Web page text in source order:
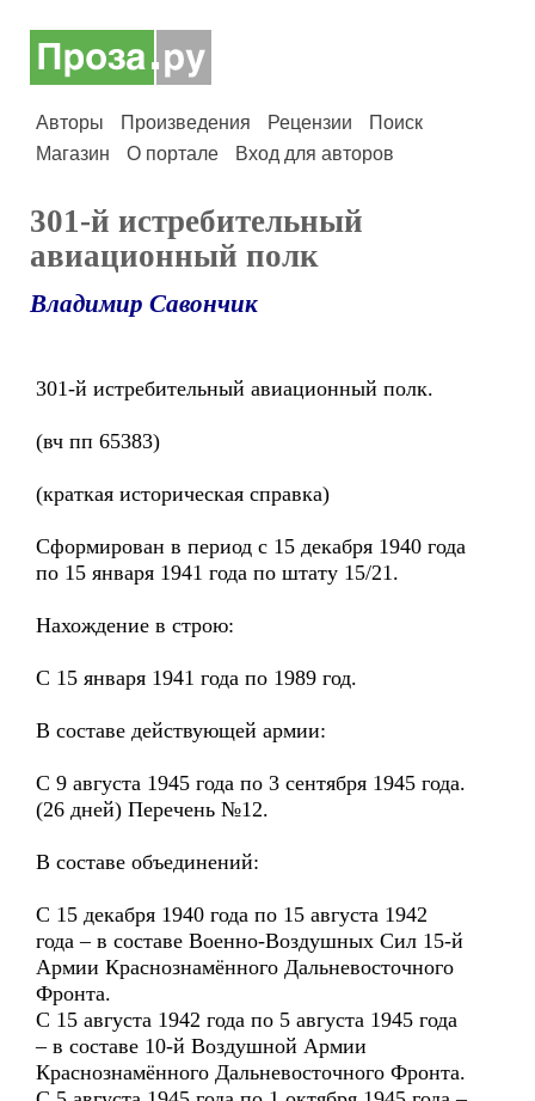
Авторы Произведения Рецензии
Поиск
Магазин
О портале Вход для авторов
301-й истребительный
авиационный полк
Владимир Савончик
301-й истребительный авиационный полк.
(вч пп 65383)
(краткая историческая справка)
Сформирован в период с 15 декабря 1940 года
по 15 января 1941 года по штату 15/21.
Нахождение в строю:
С 15 января 1941 года по 1989 год.
В составе действующей армии:
С 9 августа 1945 года по 3 сентября 1945 года.
(26 дней) Перечень №12.
В составе объединений:
С 15 декабря 1940 года по 15 августа 1942
года – в составе Военно-Воздушных Сил 15-й
Армии Краснознамённого Дальневосточного
Фронта.
С 15 августа 1942 года по 5 августа 1945 года
– в составе 10-й Воздушной Армии
Краснознамённого Дальневосточного Фронта.